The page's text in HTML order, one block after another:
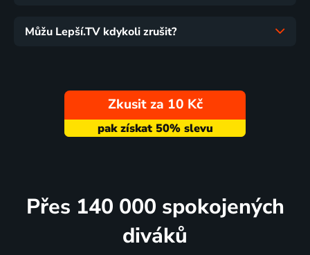
Můžu Lepší.TV kdykoli zrušit?
Zkusit za 10 Kč
Přes 140 000 spokojených
diváků